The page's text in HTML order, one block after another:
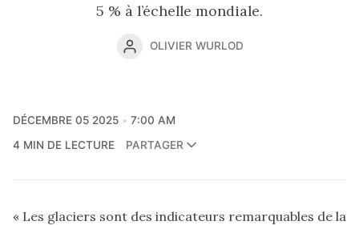
5 % à l’échelle mondiale.
OLIVIER WURLOD
DÉCEMBRE 05 2025
7:00 AM
4 MIN DE LECTURE
PARTAGER
« Les glaciers sont des indicateurs remarquables de la